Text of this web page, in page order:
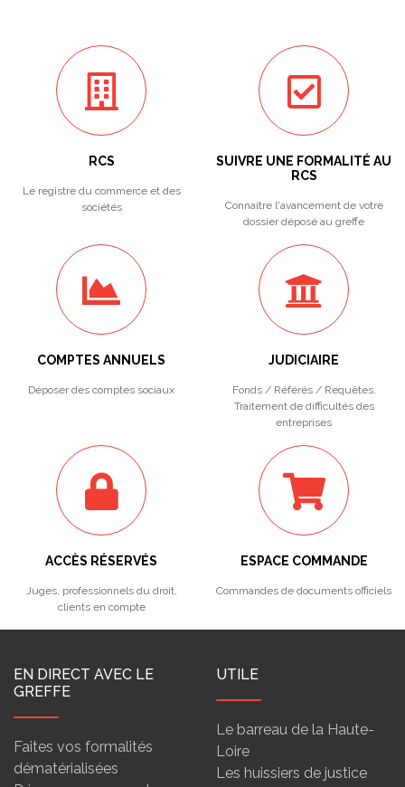
RCS
Le registre du commerce et des
sociétés
SUIVRE UNE FORMALITÉ AU
RCS
Connaitre l'avancement de votre
dossier déposé au greffe
COMPTES ANNUELS
Déposer des comptes sociaux
JUDICIAIRE
Fonds / Référés / Requêtes.
Traitement de difficultés des
entreprises
ACCÈS RÉSERVÉS
Juges, professionnels du droit,
clients en compte
ESPACE COMMANDE
Commandes de documents officiels
EN DIRECT AVEC LE
GREFFE
Faites vos formalités
dématérialisées
UTILE
Le barreau de la Haute-
Loire
Les huissiers de justice